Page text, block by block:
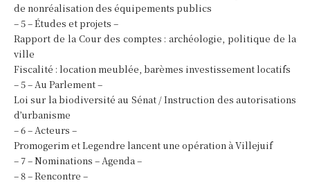
de nonréalisation des équipements publics
– 5 – Études et projets –
Rapport de la Cour des comptes : archéologie, politique de la
ville
Fiscalité : location meublée, barèmes investissement locatifs
– 5 – Au Parlement –
Loi sur la biodiversité au Sénat / Instruction des autorisations
d’urbanisme
– 6 – Acteurs –
Promogerim et Legendre lancent une opération à Villejuif
– 7 – Nominations – Agenda –
– 8 – Rencontre –